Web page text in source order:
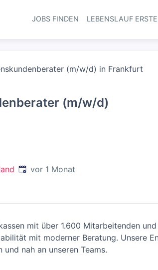
JOBS FINDEN LEBENSLAUF
(m/w/d) in Frankfurt
(m/w/d)
Veröffentlicht:
vor 1 Monat
mit über 1.600 Mitarbeitenden
mit moderner Beratung. Unsere
und nah an unseren Teams.